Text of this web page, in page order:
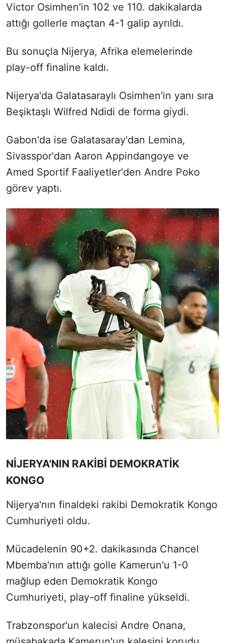
Victor Osimhen'in 102 ve 110. dakikalarda
attığı gollerle maçtan 4-1 galip ayrıldı.
Bu sonuçla Nijerya, Afrika elemelerinde
play-off finaline kaldı.
Nijerya'da Galatasaraylı Osimhen'in yanı sıra
Beşiktaşlı Wilfred Ndidi de forma giydi.
Gabon'da ise Galatasaray'dan Lemina,
Sivasspor'dan Aaron Appindangoye ve
Amed Sportif Faaliyetler'den Andre Poko
görev yaptı.
NİJERYA'NIN RAKİBİ DEMOKRATİK
KONGO
Nijerya'nın finaldeki rakibi Demokratik Kongo
Cumhuriyeti oldu.
Mücadelenin 90+2. dakikasında Chancel
Mbemba'nın attığı golle Kamerun'u 1-0
mağlup eden Demokratik Kongo
Cumhuriyeti, play-off finaline yükseldi.
Trabzonspor'un kalecisi Andre Onana,